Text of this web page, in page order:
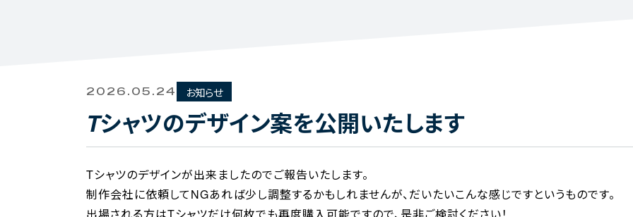
2026.05.24 お知らせ
Tシャツのデザイン案を公開いたします
Tシャツのデザインが出来ましたのでご報告いたします。
制作会社に依頼してNGあれば少し調整するかもしれませんが、だいたいこんな感じですというものです。